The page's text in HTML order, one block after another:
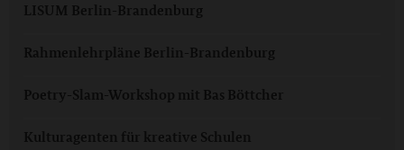
LISUM Berlin-Brandenburg
Rahmenlehrpläne Berlin-Brandenburg
Poetry-Slam-Workshop mit Bas Böttcher
Kulturagenten für kreative Schulen